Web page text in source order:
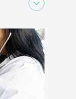
诊断和管理过敏对
习如何避免接触过